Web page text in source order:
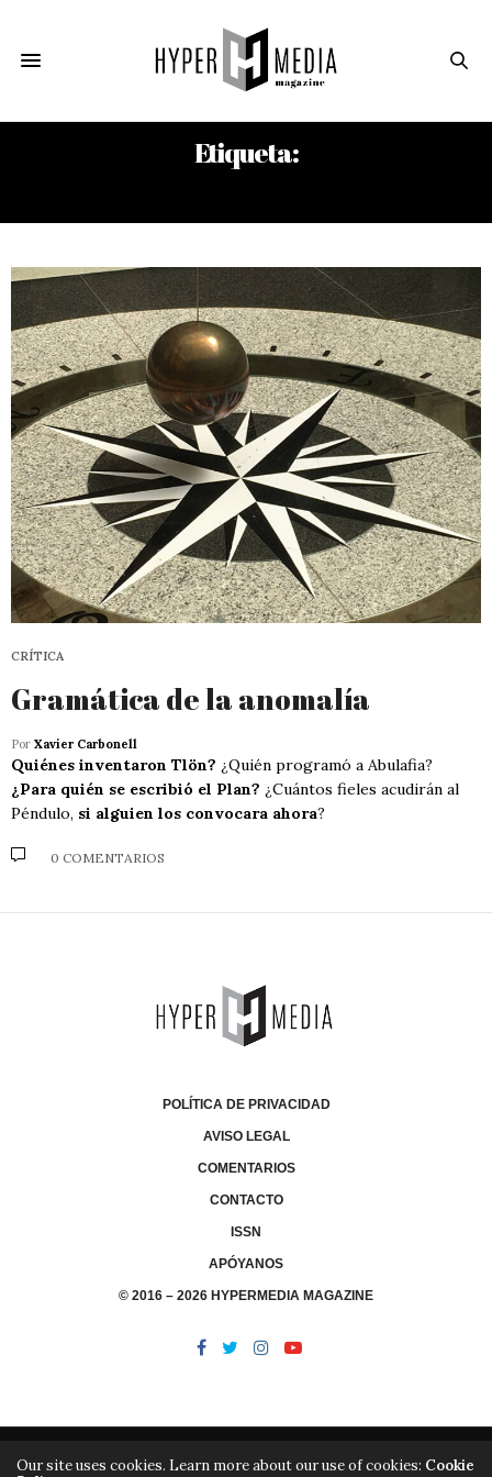
Etiqueta:
CRÍTICA
Gramática de la anomalía
Por Xavier Carbonell
Quiénes inventaron Tlön? ¿Quién programó a Abulafia?
¿Para quién se escribió el Plan? ¿Cuántos fieles acudirán al
Péndulo, si alguien los convocara ahora?
0 COMENTARIOS
POLÍTICA DE PRIVACIDAD
AVISO LEGAL
COMENTARIOS
CONTACTO
ISSN
APÓYANOS
© 2016 – 2026 HYPERMEDIA MAGAZINE
Our site uses cookies. Learn more about our use of cookies: Cookie